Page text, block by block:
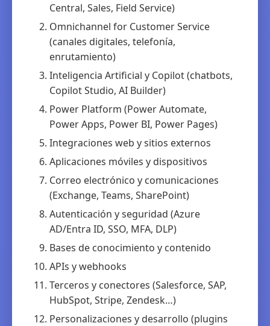
Central, Sales, Field Service)
Omnichannel for Customer Service
(canales digitales, telefonía,
enrutamiento)
Inteligencia Artificial y Copilot (chatbots,
Copilot Studio, AI Builder)
Power Platform (Power Automate,
Power Apps, Power BI, Power Pages)
Integraciones web y sitios externos
Aplicaciones móviles y dispositivos
Correo electrónico y comunicaciones
(Exchange, Teams, SharePoint)
Autenticación y seguridad (Azure
AD/Entra ID, SSO, MFA, DLP)
Bases de conocimiento y contenido
APIs y webhooks
Terceros y conectores (Salesforce, SAP,
HubSpot, Stripe, Zendesk…)
Personalizaciones y desarrollo (plugins